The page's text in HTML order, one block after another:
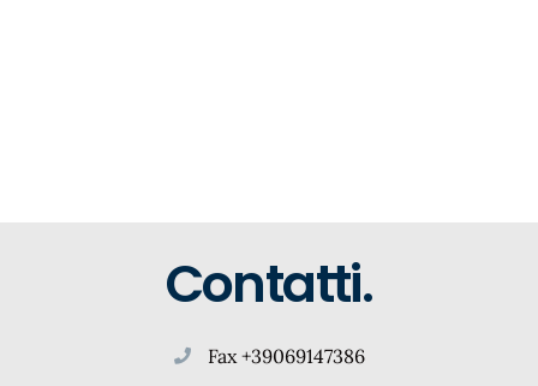
Contatti.
Fax +39069147386